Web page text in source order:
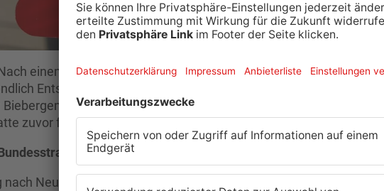
einem Herbst voller Baustellen und Verkehrschaos kehrt im
Entspannung ein. Besonders erfreulich: Die Straße von
Neuwirtheim ist wieder befahrbar. Ein monatelanger
zuvor für eine Vollsperrung gesorgt.
abgeschlossen
nach Neuwirtheim hatten auch die Bauarbeiten an der A66 sowie die